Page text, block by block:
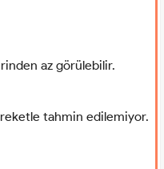
az görülebilir.
tahmin edilemiyor.